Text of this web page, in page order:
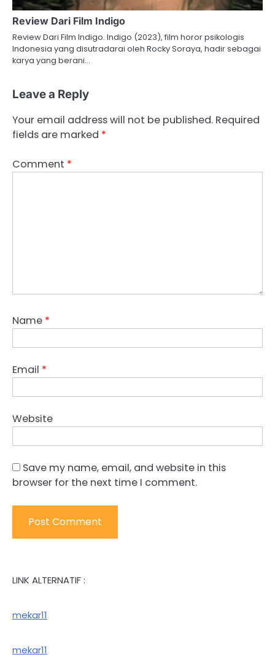
Review Dari Film Indigo
Review Dari Film Indigo. Indigo (2023), film horor psikologis
Indonesia yang disutradarai oleh Rocky Soraya, hadir sebagai
karya yang berani…
Leave a Reply
Your email address will not be published. Required
fields are marked *
Comment *
Name *
Email *
Website
Save my name, email, and website in this
browser for the next time I comment.
LINK ALTERNATIF :
mekar11
mekar11